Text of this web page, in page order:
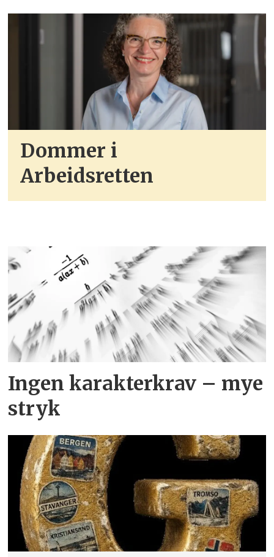
Dommer i
Arbeidsretten
Ingen karakterkrav – mye
stryk